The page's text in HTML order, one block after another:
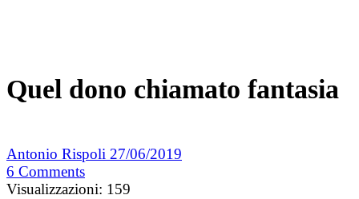
Quel dono chiamato fantasia
Antonio Rispoli 27/06/2019
6 Comments
Visualizzazioni: 159